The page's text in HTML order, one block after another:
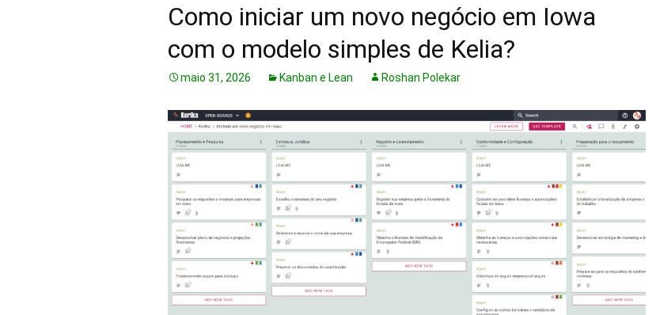
Como iniciar um novo negócio em Iowa
com o modelo simples de Kelia?
maio 31, 2026 Kanban e Lean Roshan Polekar